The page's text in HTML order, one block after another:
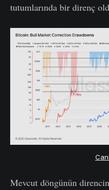
tutumlarında bir direnç
Mevcut döngünün